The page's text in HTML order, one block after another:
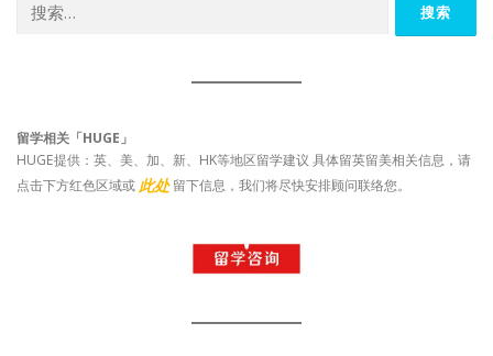
索：
留学相关「HUGE」
HUGE提供：英、美、加、新、HK等地区留学建议 具体留英留美相关信息，请
点击下方红色区域或 此处 留下信息，我们将尽快安排顾问联络您。